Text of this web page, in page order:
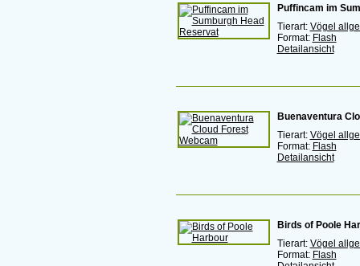
Puffincam im
Tierart: Vögel
Format: Flash
Detailansicht
Buenaventura
Tierart: Vögel
Format: Flash
Detailansicht
Birds of Poole
Tierart: Vögel
Format: Flash